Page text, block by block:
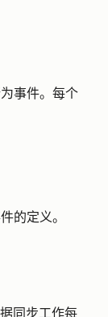
事件。每个
的定义。
同步工作每